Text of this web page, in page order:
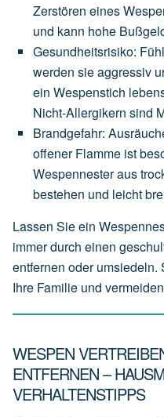
Zerstören eines
und kann hohe
Gesundheitsrisiko:
werden sieaggressiv
ein Wespenstich
Nicht-Allergikern sind
Brandgefahr:
offener Flamme ist
Wespennesteraus
bestehen und leicht
Lassen Sie ein
immer durch einen
entfernen oder umsiedeln.
Ihre Familie und
WESPEN
ENTFERNEN –
VERHALTENSTIPPS